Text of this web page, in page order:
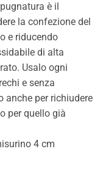
è il
la confezione del
e riducendo
di alta
Usalo ogni
e senza
anche per richiudere
per quello già
4 cm